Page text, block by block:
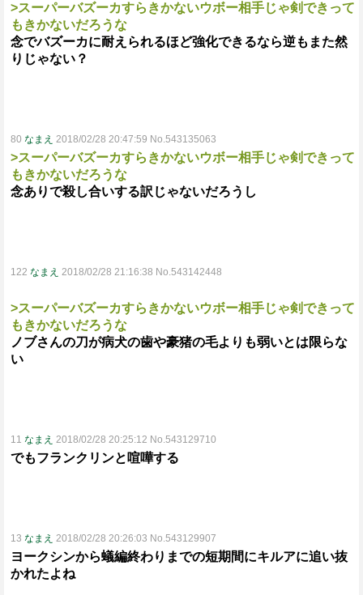
>スーパーバズーカすらきかないウボー相手じゃ剣できって
もきかないだろうな
念でバズーカに耐えられるほど強化できるなら逆もまた然
りじゃない？
80 なまえ 2018/02/28 20:47:59 No.543135063
>スーパーバズーカすらきかないウボー相手じゃ剣できって
もきかないだろうな
念ありで殺し合いする訳じゃないだろうし
122 なまえ 2018/02/28 21:16:38 No.543142448
>スーパーバズーカすらきかないウボー相手じゃ剣できって
もきかないだろうな
ノブさんの刀が病犬の歯や豪猪の毛よりも弱いとは限らな
い
11 なまえ 2018/02/28 20:25:12 No.543129710
でもフランクリンと喧嘩する
13 なまえ 2018/02/28 20:26:03 No.543129907
ヨークシンから蟻編終わりまでの短期間にキルアに追い抜
かれたよね